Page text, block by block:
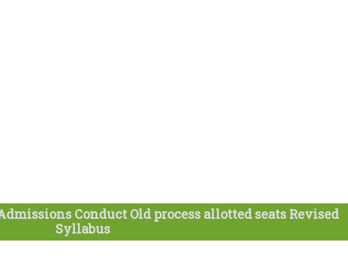
Conduct Old process allotted seats Revised
Syllabus